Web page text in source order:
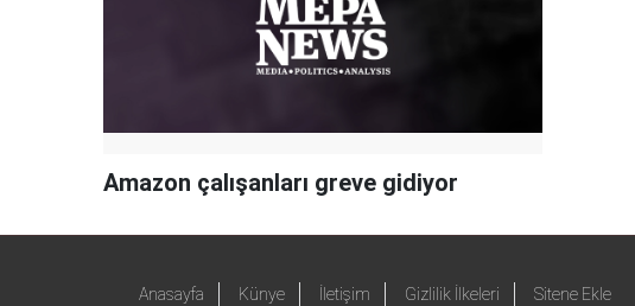
Amazon çalışanları greve gidiyor
Anasayfa Künye İletişim Gizlilik İlkeleri Sitene Ekle